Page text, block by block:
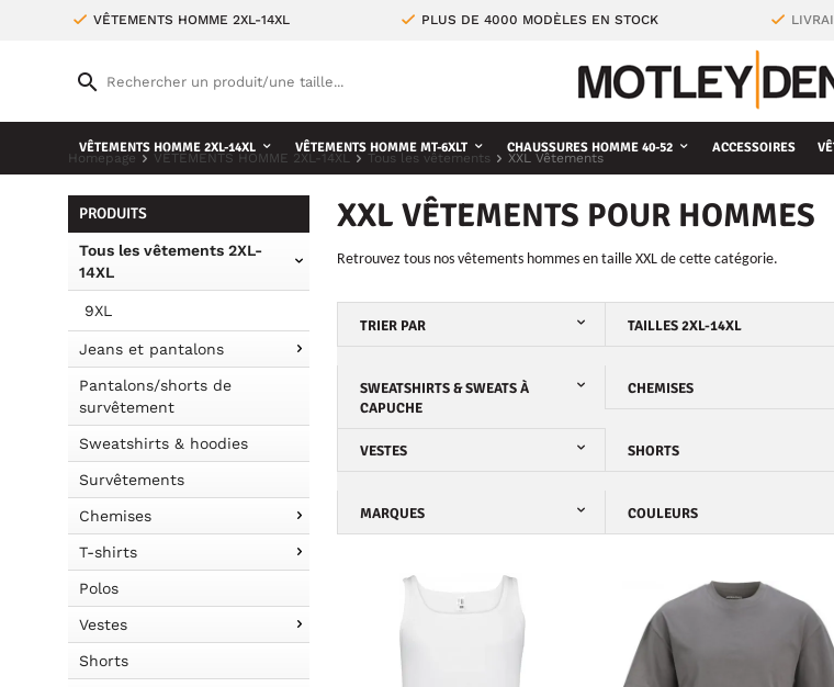
VÊTEMENTS HOMME 2XL-14XL PLUS DE 4000 MODÈLES EN STOCK
VÊTEMENTS HOMME 2XL-14XL VÊTEMENTS HOMME MT-6XLT CHAUSSURES HOMME 40-52 ACCESSOIRES
Homepage VÊTEMENTS HOMME 2XL-14XL Tous les vêtements XXL Vêtements
PRODUITS
Tous les vêtements 2XL-
14XL
9XL
Jeans et pantalons
Pantalons/shorts de
survêtement
Sweatshirts & hoodies
Survêtements
Chemises
T-shirts
Polos
Vestes
Shorts
XXL VÊTEMENTS POUR HOMMES
Retrouvez tous nos vêtements hommes en taille XXL de cette catégorie.
TRIER PAR TAILLES 2XL-14XL
SWEATSHIRTS & SWEATS À
CAPUCHE
CHEMISES
VESTES SHORTS
MARQUES COULEURS